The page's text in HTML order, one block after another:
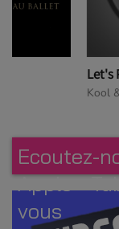
Kool & The Gang
Ecoutez-
Apple -
vous